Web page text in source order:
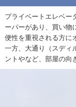
め
リ
ク
プライベートエレベー
ーパーがあり、買い物
便性を重視される方に
一方、大通り（スディ
ントやなど、部屋の向